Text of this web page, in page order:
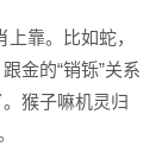
上靠。比如蛇，
金的“销铄”关系
猴子嘛机灵归